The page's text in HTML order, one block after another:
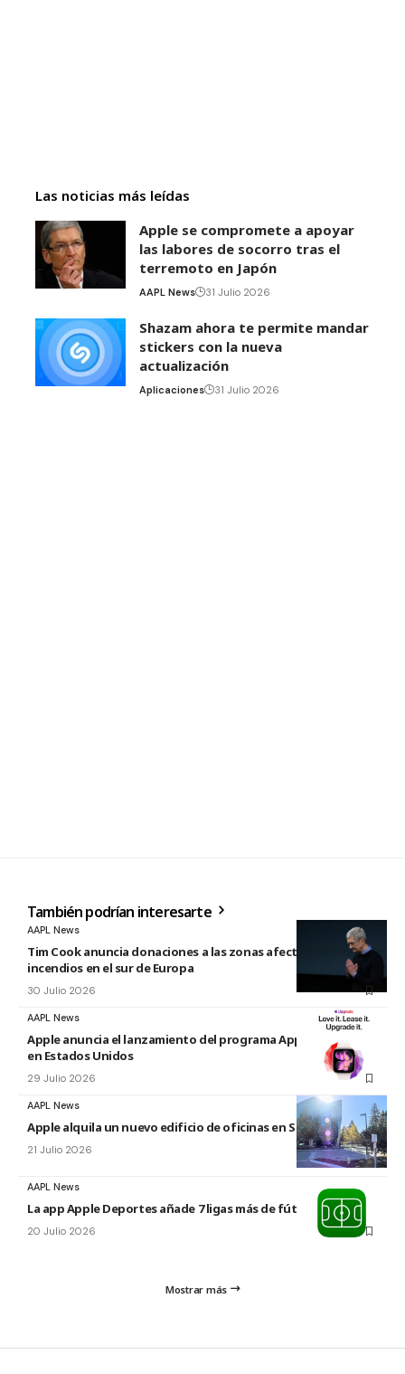
Las noticias más leídas
Apple se compromete a apoyar
las labores de socorro tras el
terremoto en Japón
AAPL News 31 Julio 2026
Shazam ahora te permite mandar
stickers con la nueva
actualización
Aplicaciones 31 Julio 2026
También podrían interesarte
AAPL News
Tim Cook anuncia donaciones a las zonas afectadas por los
incendios en el sur de Europa
30 Julio 2026
AAPL News
Apple anuncia el lanzamiento del programa Apple Upgrade
en Estados Unidos
29 Julio 2026
AAPL News
Apple alquila un nuevo edificio de oficinas en Sunnyvale
21 Julio 2026
AAPL News
La app Apple Deportes añade 7 ligas más de fútbol
20 Julio 2026
Mostrar más